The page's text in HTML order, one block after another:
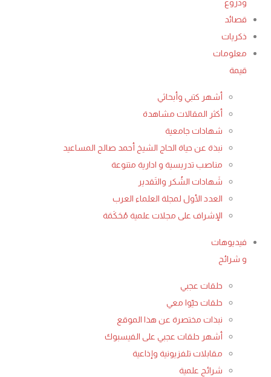
ودروع
قصائد
ذكريات
معلومات
قيمة
أشهر كتبي وأبحاثي
أكثر المقالات مشاهدة
شهادات جامعية
نبذة عن حياة الحاج الشيخ أحمد صالح المساعيد
مناصب تدريسية و ادارية متنوعة
شَهادات الشُكر والتَقدير
العدد الأول لمجلة العلماء العرب
الإشراف على مجلات علمية مُحَكَمَة
فيديوهات
و شرائح
حلقات عجبي
حلقات حيّوا معي
نبذات مختصرة عن هذا الموقع
أشهر حلقات عجبي على الفيسبوك
مقابلات تلفزيونية وإذاعية
شرائح علمية